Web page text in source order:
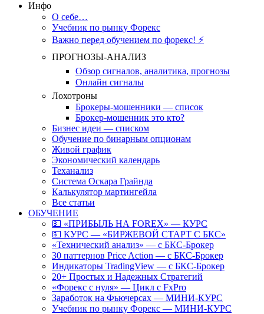
Инфо
О себе…
Учебник по рынку Форекс
Важно перед обучением по форекс! ⚡
ПРОГНОЗЫ-АНАЛИЗ
Обзор сигналов, аналитика, прогнозы
Онлайн сигналы
Лохотроны
Брокеры-мошенники — список
Брокер-мошенник это кто?
Бизнес идеи — списком
Обучение по бинарным опционам
Живой график
Экономический календарь
Теханализ
Система Оскара Грайнда
Калькулятор мартингейла
Все статьи
ОБУЧЕНИЕ
💵 «ПРИБЫЛЬ НА FOREX» — КУРС
💵 КУРС — «БИРЖЕВОЙ СТАРТ С БКС»
«Технический анализ» — с БКС-Брокер
30 паттернов Price Action — с БКС-Брокер
Индикаторы TradingView — с БКС-Брокер
20+ Простых и Надежных Стратегий
«Форекс с нуля» — Цикл с FxPro
Заработок на Фьючерсах — МИНИ-КУРС
Учебник по рынку Форекс — МИНИ-КУРС